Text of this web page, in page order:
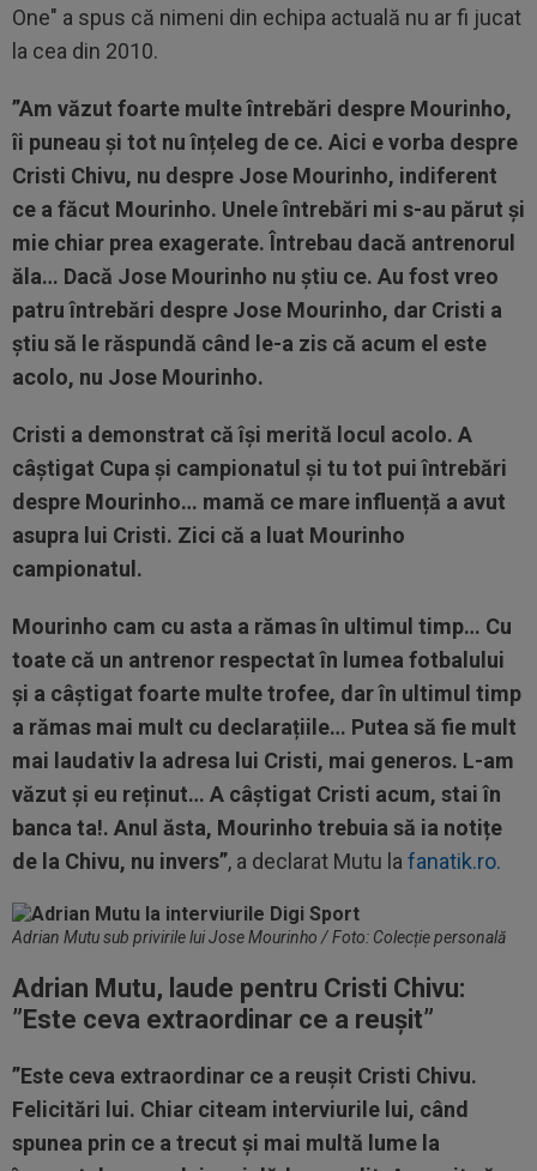
One" a spus că nimeni din echipa actuală nu ar fi jucat
la cea din 2010.
”Am văzut foarte multe întrebări despre Mourinho,
îi puneau și tot nu înțeleg de ce. Aici e vorba despre
Cristi Chivu, nu despre Jose Mourinho, indiferent
ce a făcut Mourinho. Unele întrebări mi s-au părut și
mie chiar prea exagerate. Întrebau dacă antrenorul
ăla… Dacă Jose Mourinho nu știu ce. Au fost vreo
patru întrebări despre Jose Mourinho, dar Cristi a
știu să le răspundă când le-a zis că acum el este
acolo, nu Jose Mourinho.
Cristi a demonstrat că își merită locul acolo. A
câștigat Cupa și campionatul și tu tot pui întrebări
despre Mourinho… mamă ce mare influență a avut
asupra lui Cristi. Zici că a luat Mourinho
campionatul.
Mourinho cam cu asta a rămas în ultimul timp… Cu
toate că un antrenor respectat în lumea fotbalului
și a câștigat foarte multe trofee, dar în ultimul timp
a rămas mai mult cu declarațiile… Putea să fie mult
mai laudativ la adresa lui Cristi, mai generos. L-am
văzut și eu reținut… A câștigat Cristi acum, stai în
banca ta!. Anul ăsta, Mourinho trebuia să ia notițe
de la Chivu, nu invers”, a declarat Mutu la fanatik.ro.
Adrian Mutu sub privirile lui Jose Mourinho / Foto: Colecție personală
Adrian Mutu, laude pentru Cristi Chivu:
”Este ceva extraordinar ce a reușit”
”Este ceva extraordinar ce a reușit Cristi Chivu.
Felicitări lui. Chiar citeam interviurile lui, când
spunea prin ce a trecut și mai multă lume la